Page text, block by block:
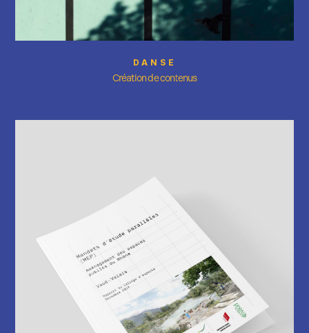
DANSE
Création de contenus